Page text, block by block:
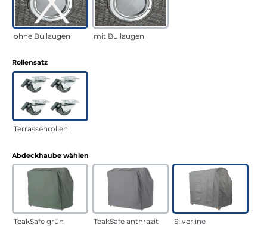
ohne Bullaugen mit Bullaugen
Rollensatzauswählen
Terrassenrollen
Abdeckhaube wählen
TeakSafe grün TeakSafe anthrazit Silverline